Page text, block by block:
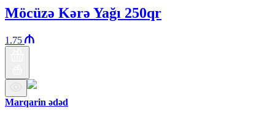
Möcüzə Kərə Yağı 250qr
1.75
Marqarin ədəd